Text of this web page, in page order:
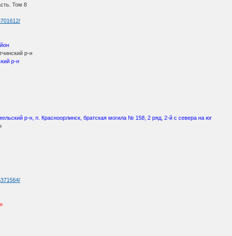
Том 8
р-н
р-н
р-н, п. Красноорлинск, братская могила № 158, 2 ряд, 2-й с севера на юг